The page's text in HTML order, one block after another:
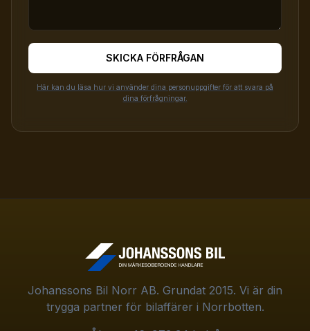
SKICKA FÖRFRÅGAN
Här kan du läsa hur vi använder dina personuppgifter för att svara på
dina förfrågningar.
Johanssons Bil Norr AB. Grundat 2015. Vi är din
trygga partner för bilaffärer i Norrbotten.